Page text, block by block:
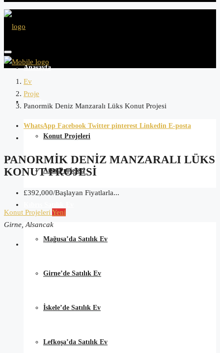
Anasayfa
Projeler
Konut Projeleri
Arsa Projeleri
Mağusa’da Satılık Ev
Girne’de Satılık Ev
İskele’de Satılık Ev
Lefkoşa’da Satılık Ev
Ev
Proje
Panormik Deniz Manzaralı Lüks Konut Projesi
WhatsApp Facebook Twitter pinterest Linkedin E-posta
PANORMIK DENIZ MANZARALI LÜKS
KONUT PROJESI
£392,000/Başlayan Fiyatlarla...
Konut ProjeleriYeni
Girne, Alsancak